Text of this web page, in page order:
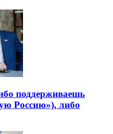
поддерживаешь
Россию»), либо